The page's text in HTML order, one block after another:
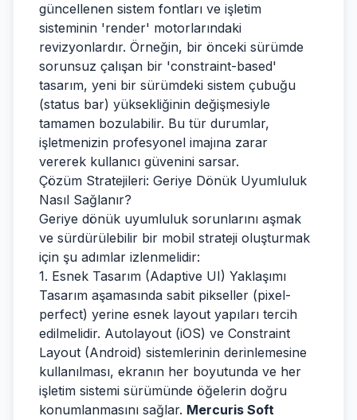
güncellenen sistem fontları ve işletim
sisteminin 'render' motorlarındaki
revizyonlardır. Örneğin, bir önceki sürümde
sorunsuz çalışan bir 'constraint-based'
tasarım, yeni bir sürümdeki sistem çubuğu
(status bar) yüksekliğinin değişmesiyle
tamamen bozulabilir. Bu tür durumlar,
işletmenizin profesyonel imajına zarar
vererek kullanıcı güvenini sarsar.
Çözüm Stratejileri: Geriye Dönük Uyumluluk
Nasıl Sağlanır?
Geriye dönük uyumluluk sorunlarını aşmak
ve sürdürülebilir bir mobil strateji oluşturmak
için şu adımlar izlenmelidir:
1. Esnek Tasarım (Adaptive UI) Yaklaşımı
Tasarım aşamasında sabit pikseller (pixel-
perfect) yerine esnek layout yapıları tercih
edilmelidir. Autolayout (iOS) ve Constraint
Layout (Android) sistemlerinin derinlemesine
kullanılması, ekranın her boyutunda ve her
işletim sistemi sürümünde öğelerin doğru
konumlanmasını sağlar. Mercuris Soft